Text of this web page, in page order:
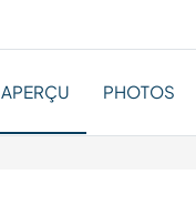
APERÇU PHOTOS